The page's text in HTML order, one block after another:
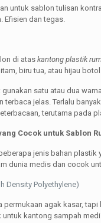
untuk sablon tulisan
Efisien dan tegas.
di atas kantong plastik
biru tua, atau hijau botol.
satu atau dua
terbaca jelas. Terlalu
terutama pada
Cocok untuk Sablon
jenis bahan plastik
dunia medis dan cocok
Density Polyethylene)
permukaan agak kasar, tapi
untuk kantong sampah